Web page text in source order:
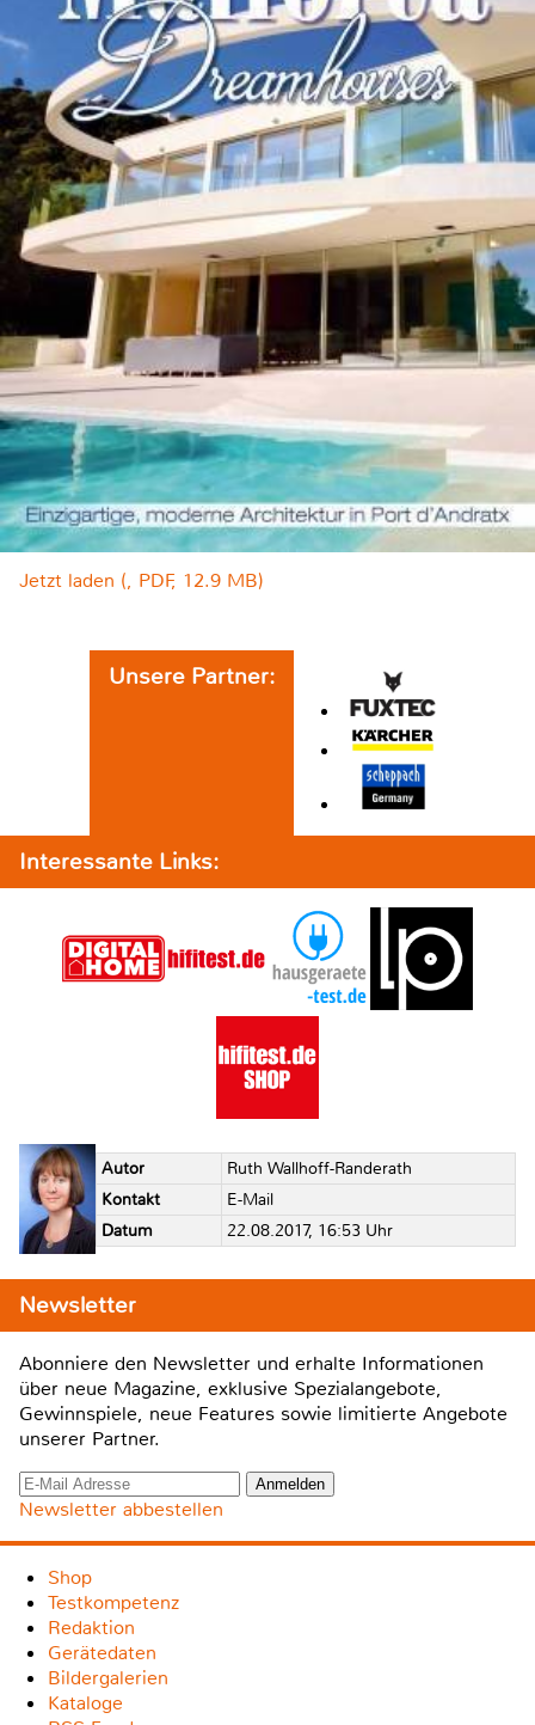
Jetzt laden (, PDF, 12.9 MB)
Unsere Partner:
Interessante Links:
Autor
Ruth Wallhoff-Randerath
Kontakt
E-Mail
Datum
22.08.2017, 16:53 Uhr
Newsletter
Abonniere den Newsletter und erhalte Informationen
über neue Magazine, exklusive Spezialangebote,
Gewinnspiele, neue Features sowie limitierte Angebote
unserer Partner.
Newsletter abbestellen
Shop
Testkompetenz
Redaktion
Gerätedaten
Bildergalerien
Kataloge